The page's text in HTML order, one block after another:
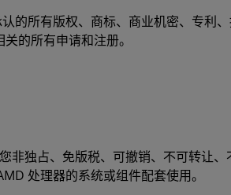
的所有版权、商标、商业机密、专利
的所有申请和注册。
非独占、免版税、可撤销、不可转让
处理器的系统或组件配套使用。